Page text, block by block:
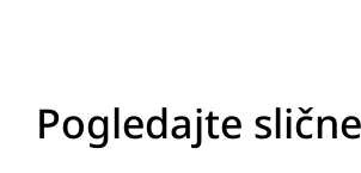
Pogledajte